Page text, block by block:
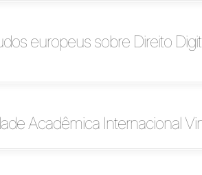
europeus sobre Direito
Acadêmica Internacional